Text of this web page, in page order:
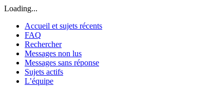
Loading...
Accueil et sujets récents
FAQ
Rechercher
Messages non lus
Messages sans réponse
Sujets actifs
L’équipe